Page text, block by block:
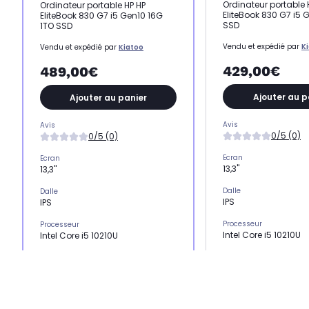
Ordinateur portable HP HP
EliteBook 830 G7 i5 Gen10 16G
1TO SSD
Vendu et expédié par Kiatoo
489,00€
Ajouter au panier
Avis
0/5 (0)
Ecran
13,3"
Dalle
IPS
Processeur
Intel Core i5 10210U
Ordinateur portable
EliteBook 830 G7 i5
SSD
Vendu et expédié par
429,00€
Ajouter au
Avis
0/5 (0)
Ecran
13,3"
Dalle
IPS
Processeur
Intel Core i5 10210U